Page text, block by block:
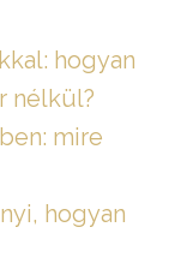
hogyan
nélkül?
mire
hogyan